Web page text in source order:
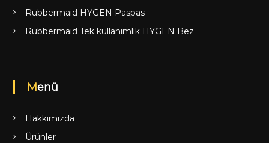
Rubbermaid HYGEN Paspas
Rubbermaid Tek kullanımlık HYGEN Bez
Menü
Hakkımızda
Ürünler